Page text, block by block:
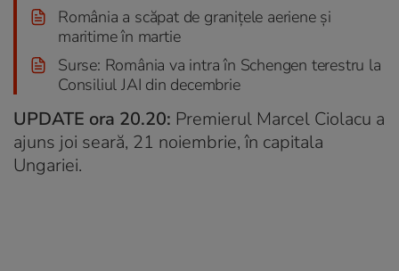
România a scăpat de granițele aeriene și
maritime în martie
Surse: România va intra în Schengen terestru la
Consiliul JAI din decembrie
UPDATE ora 20.20: Premierul Marcel Ciolacu a
ajuns joi seară, 21 noiembrie, în capitala
Ungariei.